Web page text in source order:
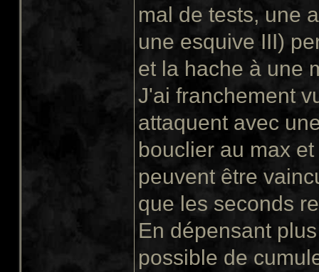
mal de tests, une
une esquive III)
et la hache à une
J'ai franchement
attaquent avec
bouclier au max
peuvent être
que les seconds
En dépensant
possible de